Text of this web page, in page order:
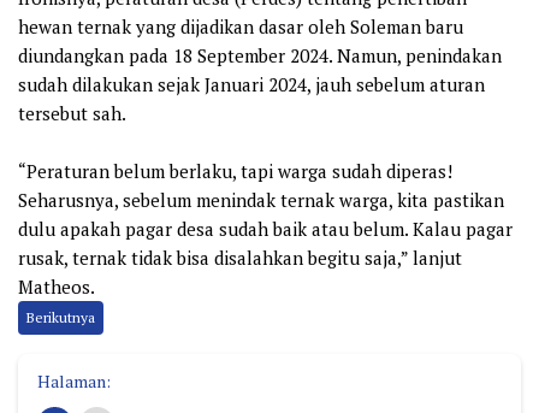
hewan ternak yang dijadikan dasar oleh Soleman baru
diundangkan pada 18 September 2024. Namun, penindakan
sudah dilakukan sejak Januari 2024, jauh sebelum aturan
tersebut sah.
“Peraturan belum berlaku, tapi warga sudah diperas!
Seharusnya, sebelum menindak ternak warga, kita pastikan
dulu apakah pagar desa sudah baik atau belum. Kalau pagar
rusak, ternak tidak bisa disalahkan begitu saja,” lanjut
Matheos.
Berikutnya
Halaman: